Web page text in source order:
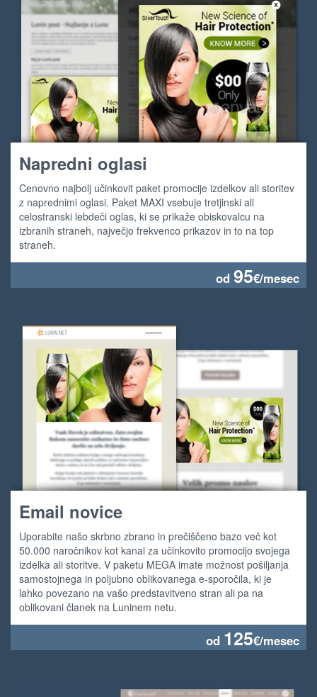
Napredni oglasi
Cenovno najbolj učinkovit paket promocije izdelkov ali storitev
z naprednimi oglasi. Paket MAXI vsebuje tretjinski ali
celostranski lebdeči oglas, ki se prikaže obiskovalcu na
izbranih straneh, največjo frekvenco prikazov in to na top
straneh.
od 95€/mesec
Email novice
Uporabite našo skrbno zbrano in prečiščeno bazo več kot
50.000 naročnikov kot kanal za učinkovito promocijo svojega
izdelka ali storitve. V paketu MEGA imate možnost pošiljanja
samostojnega in poljubno oblikovanega e-sporočila, ki je
lahko povezano na vašo predstavitveno stran ali pa na
oblikovani članek na Luninem netu.
od 125€/mesec